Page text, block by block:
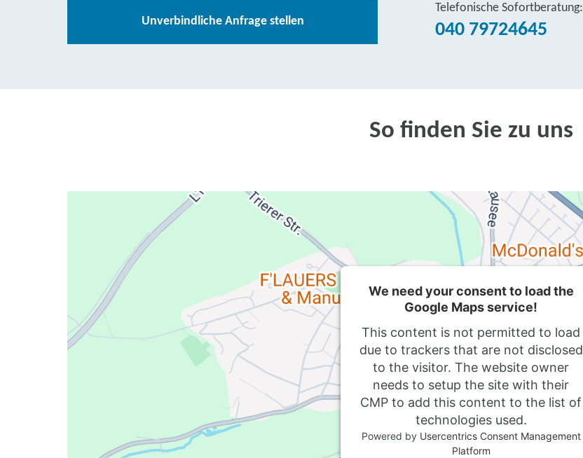
Unverbindliche Anfrage stellen
Telefonische Sofortberatung:
040 79724645
So finden Sie zu uns
We need your consent to load the
Google Maps service!
This content is not permitted to load
due to trackers that are not disclosed
to the visitor. The website owner
needs to setup the site with their
CMP to add this content to the list of
technologies used.
Powered by Usercentrics Consent Management
Platform